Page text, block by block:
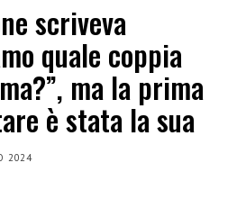
scriveva
quale coppia
ma la prima
è stata la sua
2024